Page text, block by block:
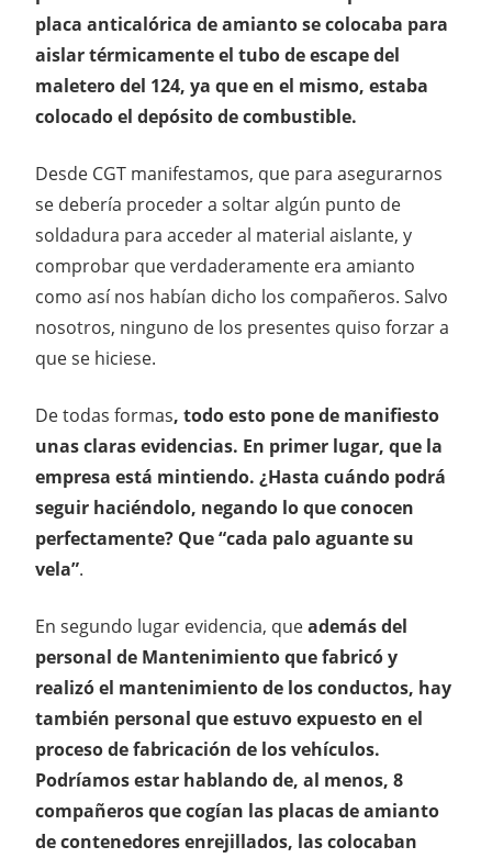
placa anticalórica de amianto se colocaba para
aislar térmicamente el tubo de escape del
maletero del 124, ya que en el mismo, estaba
colocado el depósito de combustible.
Desde CGT manifestamos, que para asegurarnos
se debería proceder a soltar algún punto de
soldadura para acceder al material aislante, y
comprobar que verdaderamente era amianto
como así nos habían dicho los compañeros. Salvo
nosotros, ninguno de los presentes quiso forzar a
que se hiciese.
De todas formas, todo esto pone de manifiesto
unas claras evidencias. En primer lugar, que la
empresa está mintiendo. ¿Hasta cuándo podrá
seguir haciéndolo, negando lo que conocen
perfectamente? Que “cada palo aguante su
vela”.
En segundo lugar evidencia, queademás del
personal de Mantenimiento que fabricó y
realizó el mantenimiento de los conductos, hay
también personal que estuvo expuesto en el
proceso de fabricación de los vehículos.
Podríamos estar hablando de, al menos, 8
compañeros que cogían las placas de amianto
de contenedores enrejillados, las colocaban